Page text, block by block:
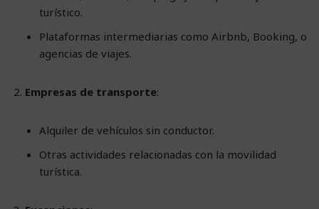
turístico.
Plataformas intermediarias como Airbnb, Booking, o
agencias de viajes.
Empresas de transporte:
Alquiler de vehículos sin conductor.
Otras actividades relacionadas con la movilidad
turística.